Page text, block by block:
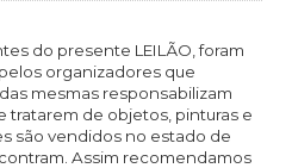
do presente LEILÃO, foram
organizadores que
mesmas responsabilizam
tratarem de objetos, pinturas e
são vendidos no estado de
Assim recomendamos